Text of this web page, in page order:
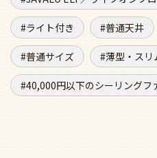
ライト付き 普通天井
普通サイズ 薄型・スリ
40,000円以下のシーリングフ